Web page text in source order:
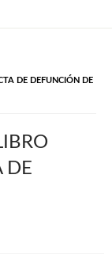
DE DEFUNCIÓN DE
DE